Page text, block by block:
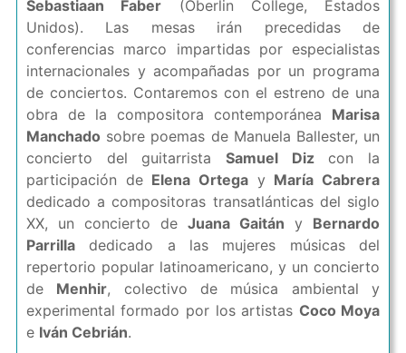
Sebastiaan Faber (Oberlin College, Estados
Unidos). Las mesas irán precedidas de
conferencias marco impartidas por especialistas
internacionales y acompañadas por un programa
de conciertos. Contaremos con el estreno de una
obra de la compositora contemporánea Marisa
Manchado sobre poemas de Manuela Ballester, un
concierto del guitarrista Samuel Dizcon la
participación de Elena Ortega y María Cabrera
dedicado a compositoras transatlánticas del siglo
XX, un concierto deJuana Gaitán y Bernardo
Parrilladedicado a las mujeres músicas del
repertorio popular latinoamericano, y un concierto
de Menhir, colectivo de música ambiental y
experimental formado por los artistas Coco Moya
e Iván Cebrián.